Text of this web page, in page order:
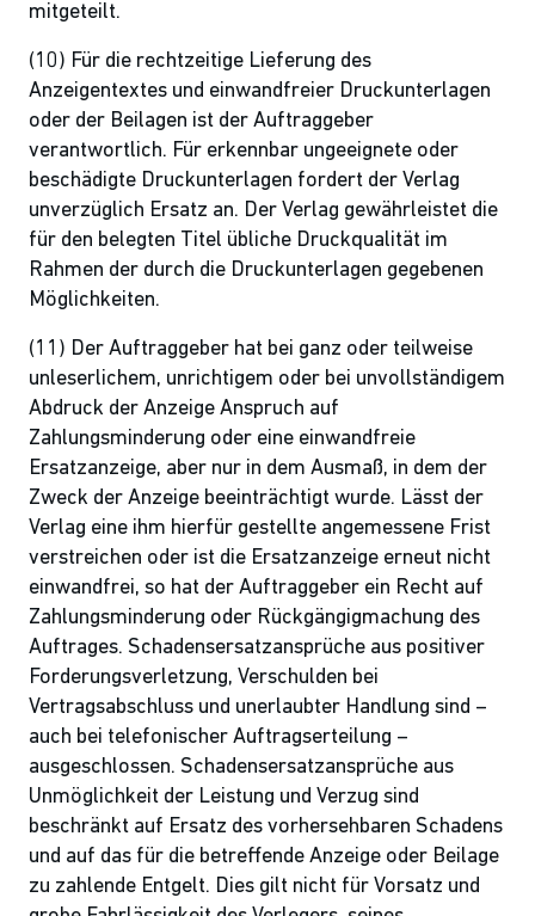
mitgeteilt.
(10) Für die rechtzeitige Lieferung des
Anzeigentextes und einwandfreier Druckunterlagen
oder der Beilagen ist der Auftraggeber
verantwortlich. Für erkennbar ungeeignete oder
beschädigte Druckunterlagen fordert der Verlag
unverzüglich Ersatz an. Der Verlag gewährleistet die
für den belegten Titel übliche Druckqualität im
Rahmen der durch die Druckunterlagen gegebenen
Möglichkeiten.
(11) Der Auftraggeber hat bei ganz oder teilweise
unleserlichem, unrichtigem oder bei unvollständigem
Abdruck der Anzeige Anspruch auf
Zahlungsminderung oder eine einwandfreie
Ersatzanzeige, aber nur in dem Ausmaß, in dem der
Zweck der Anzeige beeinträchtigt wurde. Lässt der
Verlag eine ihm hierfür gestellte angemessene Frist
verstreichen oder ist die Ersatzanzeige erneut nicht
einwandfrei, so hat der Auftraggeber ein Recht auf
Zahlungsminderung oder Rückgängigmachung des
Auftrages. Schadensersatzansprüche aus positiver
Forderungsverletzung, Verschulden bei
Vertragsabschluss und unerlaubter Handlung sind –
auch bei telefonischer Auftragserteilung –
ausgeschlossen. Schadensersatzansprüche aus
Unmöglichkeit der Leistung und Verzug sind
beschränkt auf Ersatz des vorhersehbaren Schadens
und auf das für die betreffende Anzeige oder Beilage
zu zahlende Entgelt. Dies gilt nicht für Vorsatz und